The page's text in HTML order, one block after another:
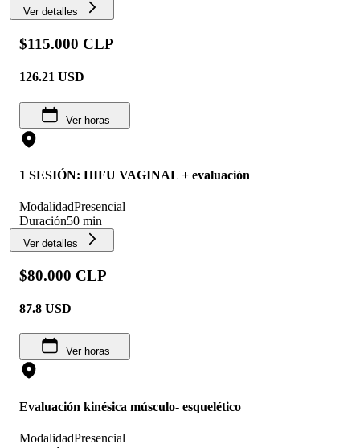
Ver detalles
$115.000 CLP
126.21 USD
Ver horas
1 SESIÓN: HIFU VAGINAL + evaluación
ModalidadPresencial
Duración50 min
Ver detalles
$80.000 CLP
87.8 USD
Ver horas
Evaluación kinésica músculo- esquelético
ModalidadPresencial